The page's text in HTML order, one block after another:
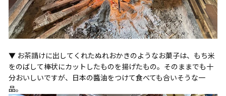
▼ お茶請けに出してくれたぬれおかきのようなお菓子は、もち米
をのばして棒状にカットしたものを揚げたもの。そのままでも十
分おいしいですが、日本の醬油をつけて食べても合いそうな一
品。